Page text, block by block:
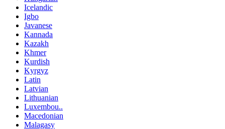
Icelandic
Igbo
Javanese
Kannada
Kazakh
Khmer
Kurdish
Kyrgyz
Latin
Latvian
Lithuanian
Luxembou..
Macedonian
Malagasy